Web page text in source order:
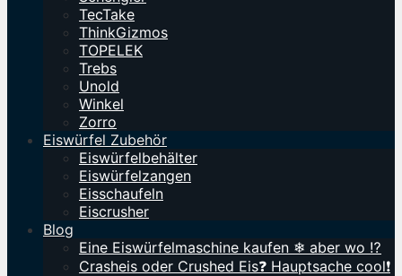
TecTake
ThinkGizmos
TOPELEK
Trebs
Unold
Winkel
Zorro
Eiswürfel Zubehör
Eiswürfelbehälter
Eiswürfelzangen
Eisschaufeln
Eiscrusher
Blog
Eine Eiswürfelmaschine kaufen ❄ aber wo ⁉️
Crasheis oder Crushed Eis❓ Hauptsache cool❗